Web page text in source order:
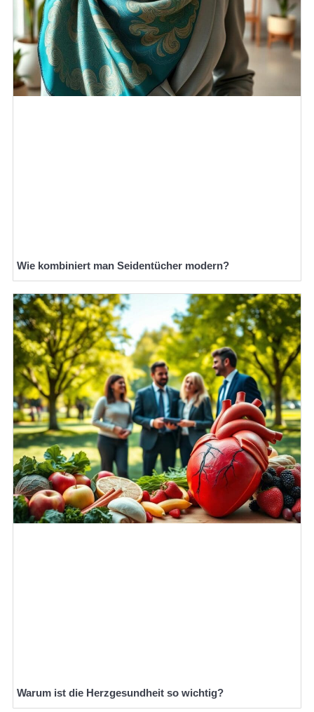
Wie kombiniert man Seidentücher modern?
Warum ist die Herzgesundheit so wichtig?